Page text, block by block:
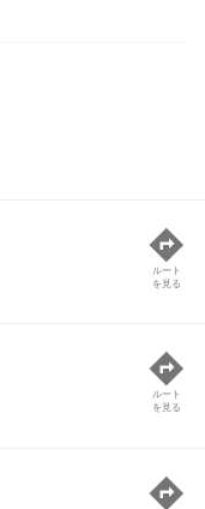
ルート
を見る
ルート
を見る